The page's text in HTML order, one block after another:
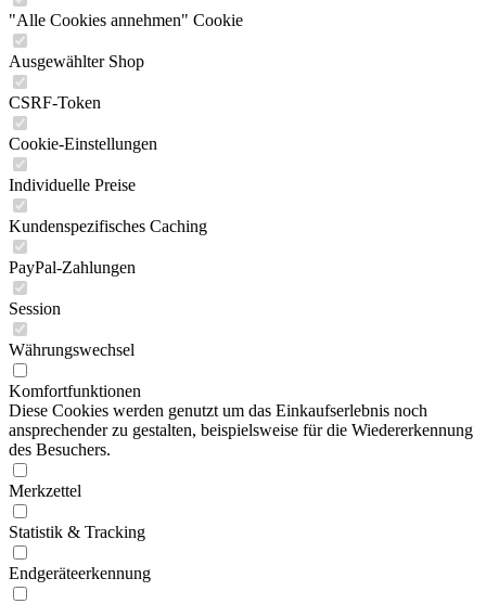
"Alle Cookies annehmen" Cookie
Ausgewählter Shop
CSRF-Token
Cookie-Einstellungen
Individuelle Preise
Kundenspezifisches Caching
PayPal-Zahlungen
Session
Währungswechsel
Komfortfunktionen
Diese Cookies werden genutzt um das Einkaufserlebnis noch
ansprechender zu gestalten, beispielsweise für die Wiedererkennung
des Besuchers.
Merkzettel
Statistik & Tracking
Endgeräteerkennung